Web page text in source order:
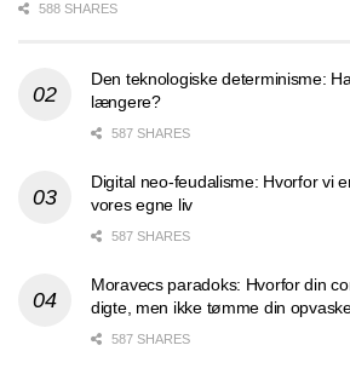
588 SHARES
Den teknologiske determinisme:
længere?
587 SHARES
Digital neo-feudalisme: Hvorfor vi
vores egne liv
587 SHARES
Moravecs paradoks: Hvorfor din
digte, men ikke tømme din
587 SHARES